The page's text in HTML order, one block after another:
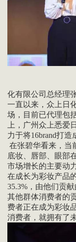
广州
化有限公司总经理
一直以来，众上日
场，目前已代理包
上，广州众上悉爱
力于将16brand打造
在张碧华看来，当
底妆、唇部、眼部
市场增长的主要动
在成长为彩妆产品
35.3%，由他们贡
其他群体消费者的
费者正在成为彩妆
消费者，就拥有了